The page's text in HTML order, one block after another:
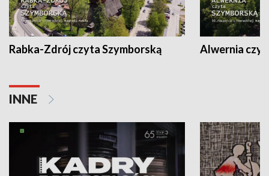
Rabka-Zdrój czyta Szymborską Alwernia
INNE